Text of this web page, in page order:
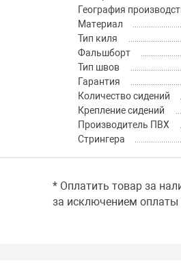
География
Материал
Тип киля
Фальшборт
Тип швов
Гарантия
Количество сидений
Крепление сидений
Производитель ПВХ
Стрингера
* Оплатить товар за
за исключением оплаты